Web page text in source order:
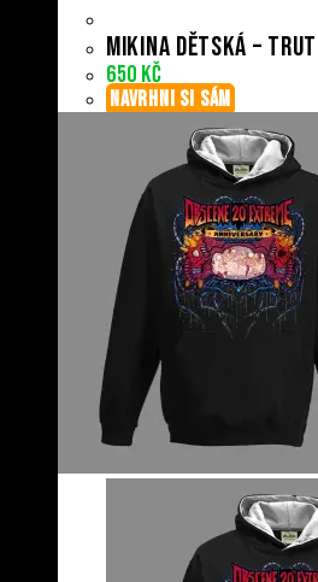
Mikina dětská –
650 Kč
NAVRHNI SI SÁM